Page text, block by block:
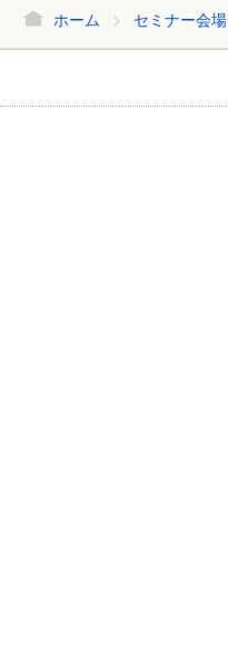
ホーム セミナー会場